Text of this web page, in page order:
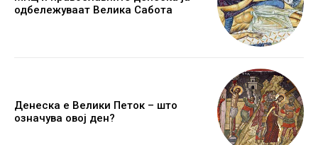
одбележуваат Велика Сабота
Денеска е Велики Петок – што
означува овој ден?